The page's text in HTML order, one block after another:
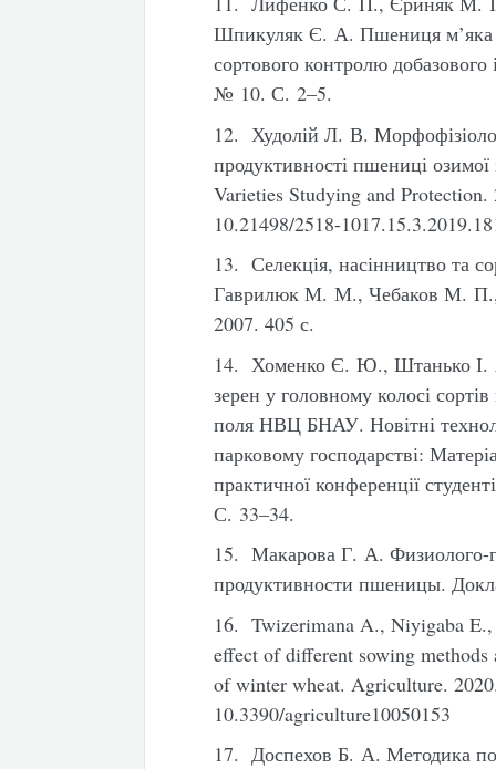
Шпикуляк Є. А. Пшениця м’яка
сортового контролю
№ 10. С. 2–5.
12. Худолій Л. В.
продуктивності пшениці
Varieties Studying and
10.21498/2518-
13. Селекція, насінництво та
Гаврилюк М. М., Чебаков М.
2007. 405 с.
14. Хоменко Є. Ю., Штанько І.
зерен у головному колосі
поля НВЦ БНАУ. Новітні
парковому господарстві:
практичної конференції
С. 33–34.
15. Макарова Г. А. Физиолого-
продуктивности пшеницы.
16. Twizerimana A., Niyigaba
effect of different sowing methods
of winter wheat. Agriculture.
10.3390/agriculture10050153
17. Доспехов Б. А. Методика